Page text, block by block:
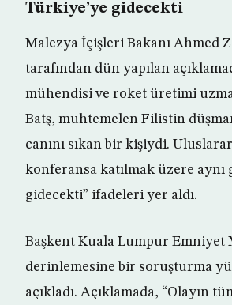
Türkiye’ye gidecekti
Malezya İçişleri Bakanı Ahmed
tarafından dün yapılan
mühendisi ve roket üretimi
Batş, muhtemelen Filistin
canını sıkan bir kişiydi.
konferansa katılmak üzere aynı
gidecekti” ifadeleri yer aldı.
Başkent Kuala Lumpur Emniyet
derinlemesine bir soruşturma
açıkladı. Açıklamada, “Olayın